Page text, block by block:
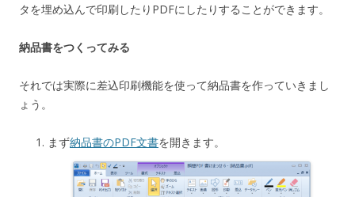
タを埋め込んで印刷したりPDFにしたりすることができます。
納品書をつくってみる
それでは実際に差込印刷機能を使って納品書を作っていきまし
ょう。
まず納品書のPDF文書を開きます。